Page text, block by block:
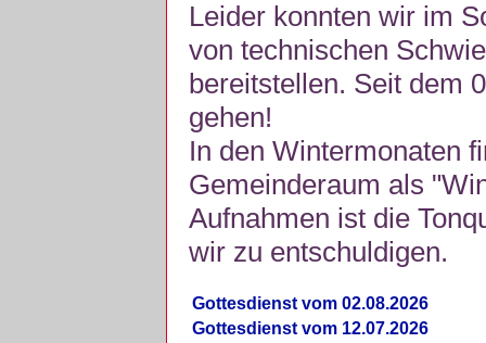
Leider konnten wir im
von technischen
bereitstellen. Seit dem
gehen!
In den Wintermonaten
Gemeinderaum als
Aufnahmen ist die
wir zu entschuldigen.
Gottesdienst vom 02.08.2026
Gottesdienst vom 12.07.2026